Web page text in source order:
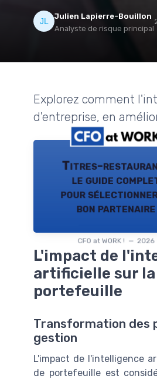
Julien Lapierre-Bouillon
Analyste de risque principal
Explorez comment
d'entreprise, en
Titres-
le guide
pour
bon partenaire
CFO at WORK ! — 2026
L'impact de
artificielle sur
portefeuille
Transformation des
gestion
L'impact de l'intelligence
de portefeuille est